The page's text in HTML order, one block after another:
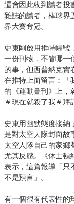
還會因此收到讀者投
雜誌的讀者，棒球界
界大賽奪冠。
史東剛啟用推特帳號
一份刊物，不管哪一
的事，但西普納克實
在推特上面留言：「
的《運動畫刊》上，
＃現在就殺了我＃拜
史東用幽默態度接納
是對太空人隊封面故
太空人隊自己的家鄉
尤其反感。《休士頓
表示，這篇報導「只
不是預言」。
有一個很有代表性的